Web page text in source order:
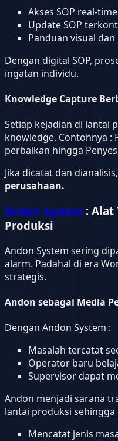
Akses SOP real-
Update SOP
Panduan visual
Dengan digital SOP,
ingatan individu.
Knowledge Capture
Setiap kejadian di lantai
knowledge. Contohnya :
perbaikan hingga
Jika dicatat dan dianalisis,
perusahaan.
Andon System : Alat
Produksi
Andon System sering
alarm. Padahal di era
strategis.
Andon sebagai Media
Dengan Andon System :
Masalah tercatat
Operator baru
Supervisor dapat
Andon menjadi sarana
lantai produksi
Mencatat jenis